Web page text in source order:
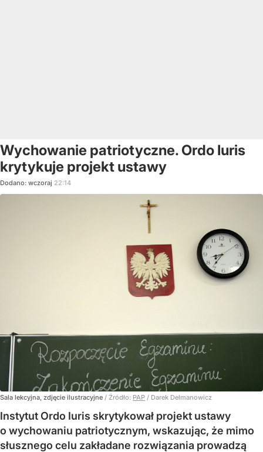
Wychowanie patriotyczne. Ordo Iuris
krytykuje projekt ustawy
Dodano: wczoraj 22:14
Sala lekcyjna, zdjęcie ilustracyjne / Źródło: PAP / Darek Delmanowicz
Instytut Ordo Iuris skrytykował projekt ustawy
o wychowaniu patriotycznym, wskazując, że mimo
słusznego celu zakładane rozwiązania prowadzą